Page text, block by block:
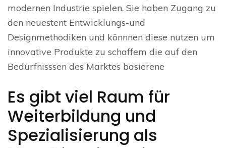
modernen Industrie spielen. Sie haben Zugang zu
den neuestent Entwicklungs-und
Designmethodiken und könnnen diese nutzen um
innovative Produkte zu schaffem die auf den
Bedürfnisssen des Marktes basierene
Es gibt viel Raum für
Weiterbildung und
Spezialisierung als